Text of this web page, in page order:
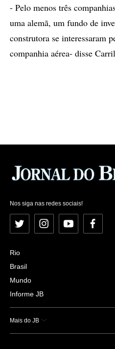
- Pelo menos três
uma alemã, um fundo de
construtora se interessaram
companhia aérea- disse
Nos siga nas redes sociais!
Twitter InstagramYouTube
Rio
Brasil
Mundo
Informe JB
Mais do JB
Esportes